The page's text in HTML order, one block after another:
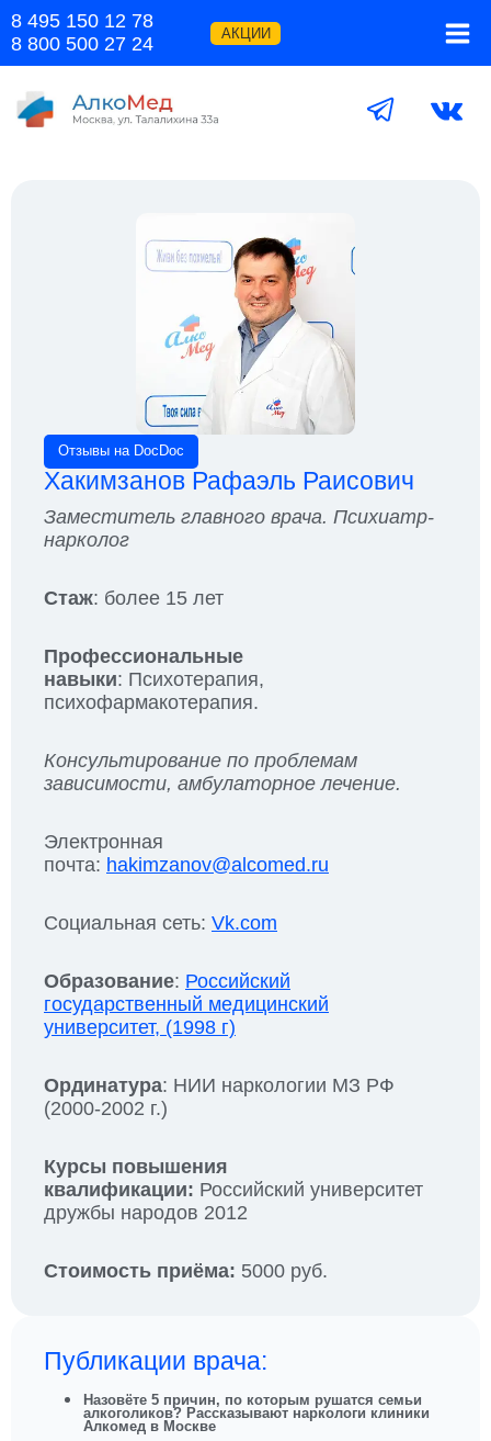
Перейти
содержимому
8 495 150 12 78
8 800 500 27 24
АКЦИИ
Отзывы на DocDoc
Хакимзанов Рафаэль Раисович
Заместитель главного врача. Психиатр-
нарколог
Стаж: более 15 лет
Профессиональные
навыки: Психотерапия,
психофармакотерапия.
Консультирование по проблемам
зависимости, амбулаторное лечение.
Электронная
почта: hakimzanov@alcomed.ru
Социальная сеть: Vk.com
Образование: Российский
государственный медицинский
университет, (1998 г)
Ординатура: НИИ наркологии МЗ РФ
(2000-2002 г.)
Курсы повышения
квалификации: Российский университет
дружбы народов 2012
Стоимость приёма: 5000 руб.
Публикации врача:
Назовёте 5 причин, по которым рушатся семьи
алкоголиков? Рассказывают наркологи клиники
Алкомед в Москве